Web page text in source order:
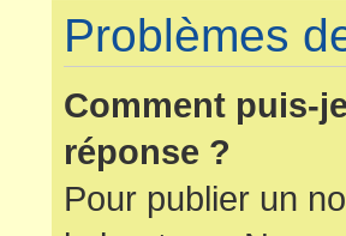
Problèmes
Comment puis-
réponse ?
Pour publier un